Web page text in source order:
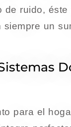
de ruido, éste
un
para el